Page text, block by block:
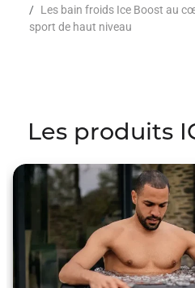
Les bain froids Ice Boost au
sport de haut niveau
Les produits